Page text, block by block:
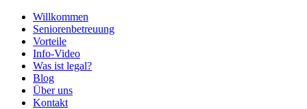
Willkommen
Seniorenbetreuung
Vorteile
Info-Video
Was ist legal?
Blog
Über uns
Kontakt